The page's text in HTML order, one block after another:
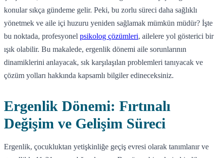
konular sıkça gündeme gelir. Peki, bu zorlu süreci daha sağlıklı
yönetmek ve aile içi huzuru yeniden sağlamak mümkün müdür? İşte
bu noktada, profesyonel psikolog çözümleri, ailelere yol gösterici bir
ışık olabilir. Bu makalede, ergenlik dönemi aile sorunlarının
dinamiklerini anlayacak, sık karşılaşılan problemleri tanıyacak ve
çözüm yolları hakkında kapsamlı bilgiler edineceksiniz.
Ergenlik Dönemi: Fırtınalı
Değişim ve Gelişim Süreci
Ergenlik, çocukluktan yetişkinliğe geçiş evresi olarak tanımlanır ve